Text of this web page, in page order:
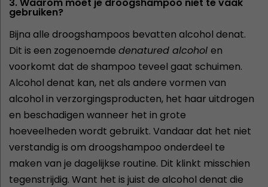
gebruiken?
Bijna alle droogshampoos bevatten alcohol denat.
Dit is een zogenoemde denatured alcohol en
voorkomt dat de shampoo teveel gaat schuimen.
Alcohol denat kan, net als andere vormen van
alcohol in verzorgingsproducten, het haar uitdrogen
en beschadigen wanneer het in grote
hoeveelheden wordt gebruikt. Vandaar dat het niet
verstandig is om droogshampoo onderdeel te
maken van je dagelijkse routine. Dit klinkt misschien
tegenstrijdig. Want het is juist de alcohol denat die